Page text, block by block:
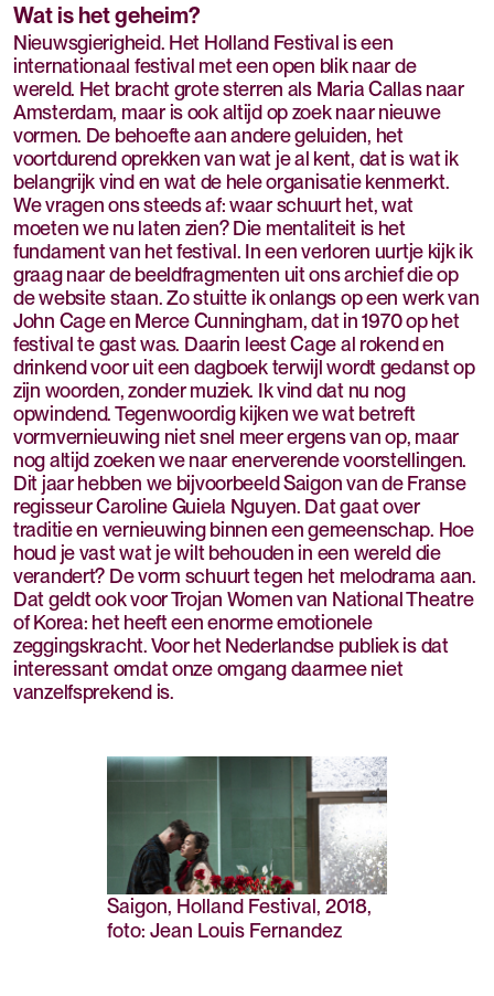
Wat is het geheim?
Nieuwsgierigheid. Het Holland Festival is een
internationaal festival met een open blik naar de
wereld. Het bracht grote sterren als Maria Callas naar
Amsterdam, maar is ook altijd op zoek naar nieuwe
vormen. De behoefte aan andere geluiden, het
voortdurend oprekken van wat je al kent, dat is wat ik
belangrijk vind en wat de hele organisatie kenmerkt.
We vragen ons steeds af: waar schuurt het, wat
moeten we nu laten zien? Die mentaliteit is het
fundament van het festival. In een verloren uurtje kijk ik
graag naar de beeldfragmenten uit ons archief die op
de website staan. Zo stuitte ik onlangs op een werk van
John Cage en Merce Cunningham, dat in 1970 op het
festival te gast was. Daarin leest Cage al rokend en
drinkend voor uit een dagboek terwijl wordt gedanst op
zijn woorden, zonder muziek. Ik vind dat nu nog
opwindend. Tegenwoordig kijken we wat betreft
vormvernieuwing niet snel meer ergens van op, maar
nog altijd zoeken we naar enerverende voorstellingen.
Dit jaar hebben we bijvoorbeeld Saigon van de Franse
regisseur Caroline Guiela Nguyen. Dat gaat over
traditie en vernieuwing binnen een gemeenschap. Hoe
houd je vast wat je wilt behouden in een wereld die
verandert? De vorm schuurt tegen het melodrama aan.
Dat geldt ook voor Trojan Women van National Theatre
of Korea: het heeft een enorme emotionele
zeggingskracht. Voor het Nederlandse publiek is dat
interessant omdat onze omgang daarmee niet
vanzelfsprekend is.
Saigon, Holland Festival, 2018,
foto: Jean Louis Fernandez